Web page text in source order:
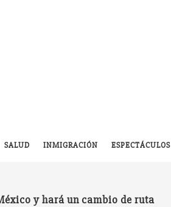
SALUD INMIGRACIÓN ESPECTÁCULOS
y hará un cambio de ruta